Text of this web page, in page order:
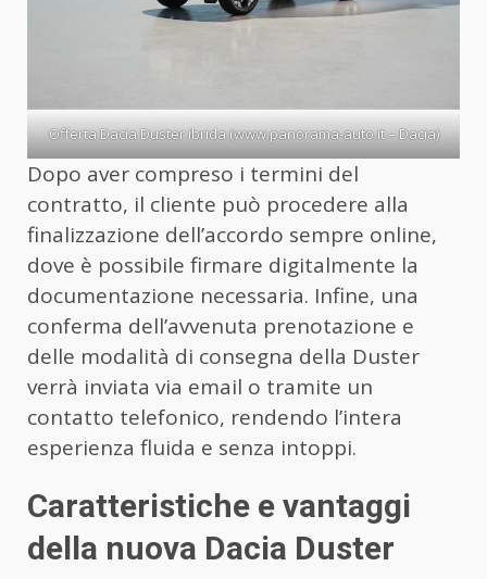
Offerta Dacia Duster ibrida (www.panorama-auto.it – Dacia)
Dopo aver compreso i termini del
contratto, il cliente può procedere alla
finalizzazione dell’accordo sempre online,
dove è possibile firmare digitalmente la
documentazione necessaria. Infine, una
conferma dell’avvenuta prenotazione e
delle modalità di consegna della Duster
verrà inviata via email o tramite un
contatto telefonico, rendendo l’intera
esperienza fluida e senza intoppi.
Caratteristiche e vantaggi
della nuova Dacia Duster